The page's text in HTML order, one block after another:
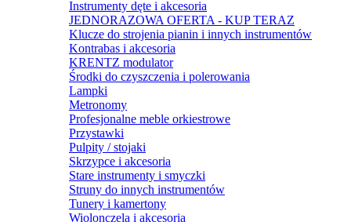
Instrumenty dęte i akcesoria
JEDNORAZOWA OFERTA - KUP TERAZ
Klucze do strojenia pianin i innych instrumentów
Kontrabas i akcesoria
KRENTZ modulator
Środki do czyszczenia i polerowania
Lampki
Metronomy
Profesjonalne meble orkiestrowe
Przystawki
Pulpity / stojaki
Skrzypce i akcesoria
Stare instrumenty i smyczki
Struny do innych instrumentów
Tunery i kamertony
Wiolonczela i akcesoria